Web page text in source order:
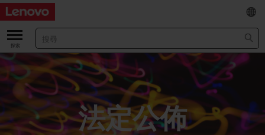
關於我們
關於公司
董事長兼首席執行官報告書
業績及財務數據
主要財務數據
投資者
EN
/
简
法定公佈